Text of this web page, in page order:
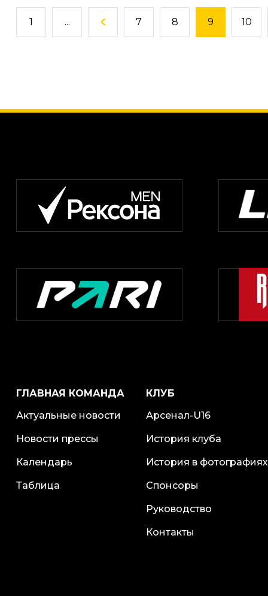
1 ... 7 8 9 10
ГЛАВНАЯ КОМАНДА
Актуальные новости
Новости прессы
Календарь
Таблица
КЛУБ
Арсенал-U16
История клуба
История в фотографиях
Спонсоры
Руководство
Контакты